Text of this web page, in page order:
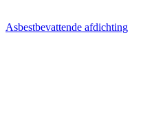
Asbestbevattende afdichting